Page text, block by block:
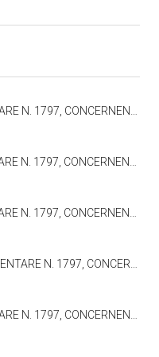
RICCA (22.07.1959-15.05.1963)
PISANELLI (22.07.1959-05.12.1960)
BELOTTI (05.12.1960-15.05.1963)
CALVI (22.07.1959-26.07.1960)
DE MARZI (22.07.1959-15.05.1963)